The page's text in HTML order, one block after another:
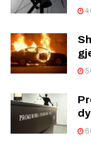
4
5
6